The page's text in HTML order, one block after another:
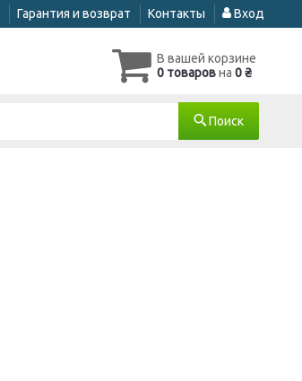
Гарантия и возврат Контакты Вход
В вашей корзине
0 товаровна 0 ₴
Поиск